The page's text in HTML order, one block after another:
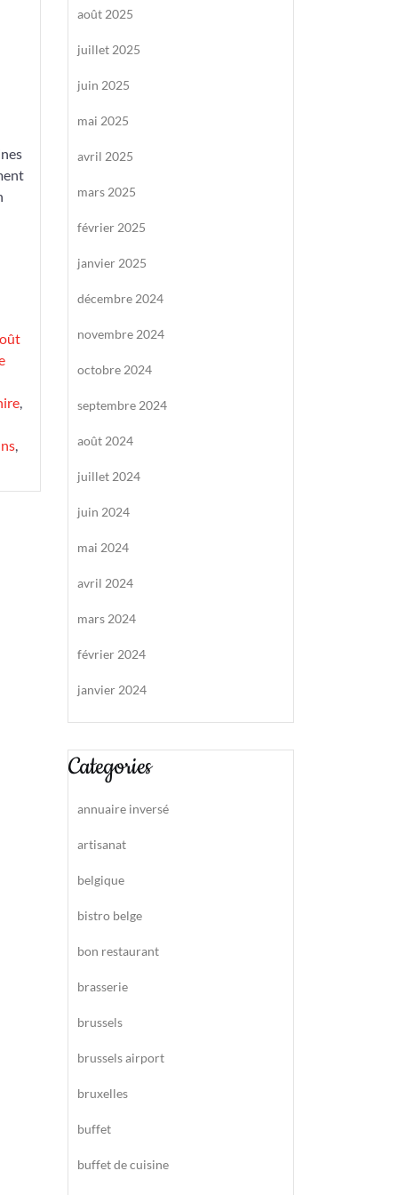
,
,
août 2025
juillet 2025
juin 2025
mai 2025
avril 2025
mars 2025
février 2025
janvier 2025
décembre 2024
novembre 2024
octobre 2024
septembre 2024
août 2024
juillet 2024
juin 2024
mai 2024
avril 2024
mars 2024
février 2024
janvier 2024
Categories
annuaire inversé
artisanat
belgique
bistro belge
bon restaurant
brasserie
brussels
brussels airport
bruxelles
buffet
buffet de cuisine